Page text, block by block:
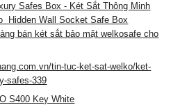
Safes Box - Két Sắt Thông Minh
Hidden Wall Socket Safe Box
bán két sắt bảo mật welkosafe cho
tin-tuc-ket-sat-welko/ket-
safes-339
S400 Key White